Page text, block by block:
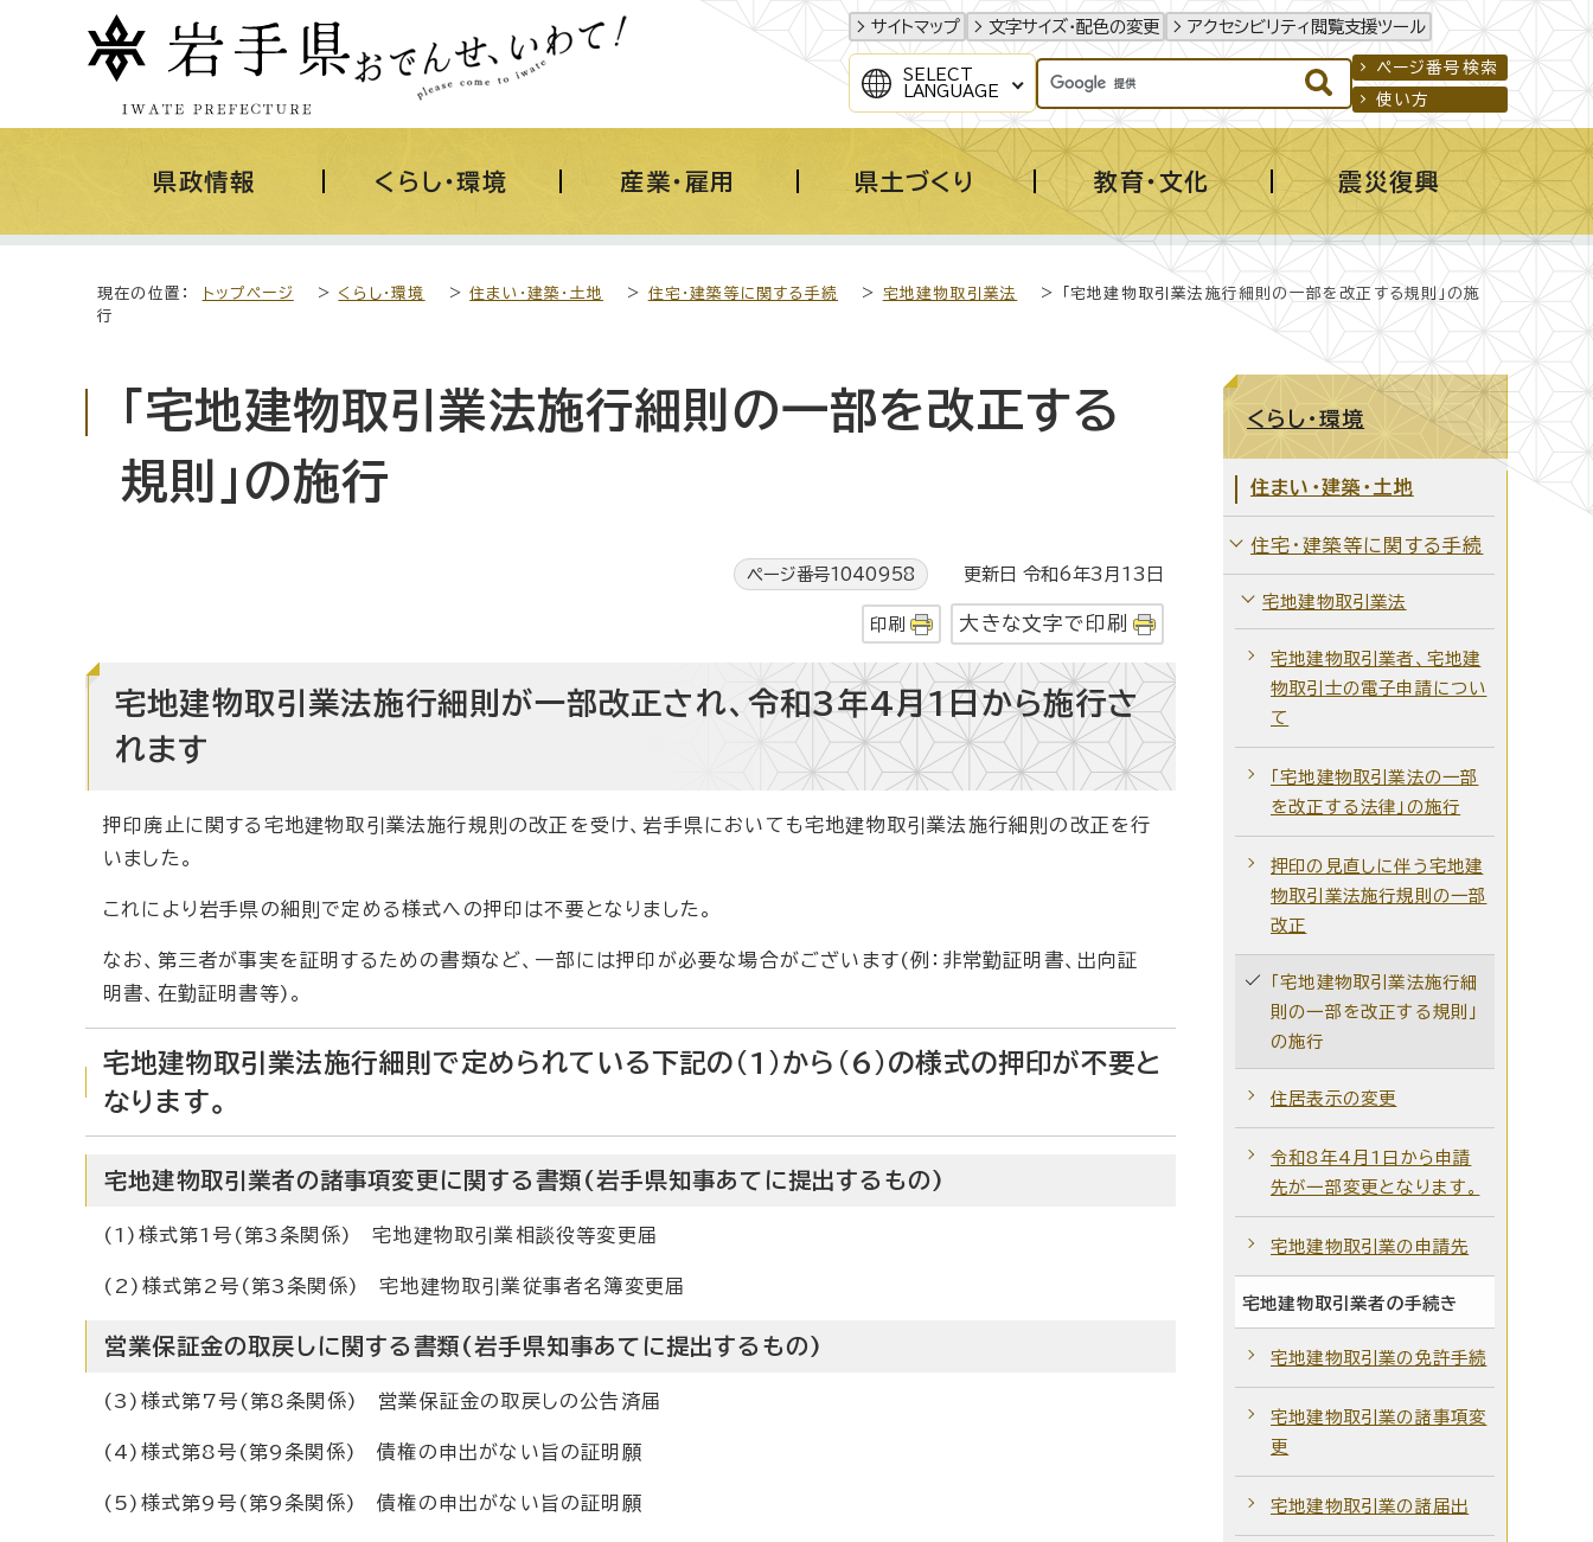
サイトマップ 文字サイズ・配色の変更 アクセシビリティ閲覧支援ツール
SELECT
LANGUAGE
ページ番号検索
使い方
県政情報 くらし・環境 産業・雇用 県土づくり 教育・文化 震災復興
現在の位置： トップページ > くらし・環境 >住まい・建築・土地 > 住宅・建築等に関する手続 > 宅地建物取引業法
> 「宅地建物取引業法施行細則の一部を改正する規則」の施
行
「宅地建物取引業法施行細則の一部を改正する
規則」の施行
ページ番号1040958 更新日 令和6年3月13日
印刷 大きな文字で印刷
宅地建物取引業法施行細則が一部改正され、令和3年4月1日から施行さ
れます
押印廃止に関する宅地建物取引業法施行規則の改正を受け、岩手県においても宅地建物取引業法施行細則の改正を行
いました。
これにより岩手県の細則で定める様式への押印は不要となりました。
なお、第三者が事実を証明するための書類など、一部には押印が必要な場合がございます(例：非常勤証明書、出向証
明書、在勤証明書等)。
宅地建物取引業法施行細則で定められている下記の(1)から(6)の様式の押印が不要と
なります。
宅地建物取引業者の諸事項変更に関する書類(岩手県知事あてに提出するもの)
(1)様式第1号(第3条関係) 宅地建物取引業相談役等変更届
(2)様式第2号(第3条関係) 宅地建物取引業従事者名簿変更届
営業保証金の取戻しに関する書類(岩手県知事あてに提出するもの)
(3)様式第7号(第8条関係) 営業保証金の取戻しの公告済届
(4)様式第8号(第9条関係) 債権の申出がない旨の証明願
(5)様式第9号(第9条関係) 債権の申出がない旨の証明願
くらし・環境
住まい・建築・土地
住宅・建築等に関する手続
宅地建物取引業法
宅地建物取引業者、宅地建
物取引士の電子申請につい
て
「宅地建物取引業法の一部
を改正する法律」の施行
押印の見直しに伴う宅地建
物取引業法施行規則の一部
改正
「宅地建物取引業法施行細
則の一部を改正する規則」
の施行
住居表示の変更
令和8年4月1日から申請
先が一部変更となります。
宅地建物取引業の申請先
宅地建物取引業者の手続き
宅地建物取引業の免許手続
宅地建物取引業の諸事項変
更
宅地建物取引業の諸届出